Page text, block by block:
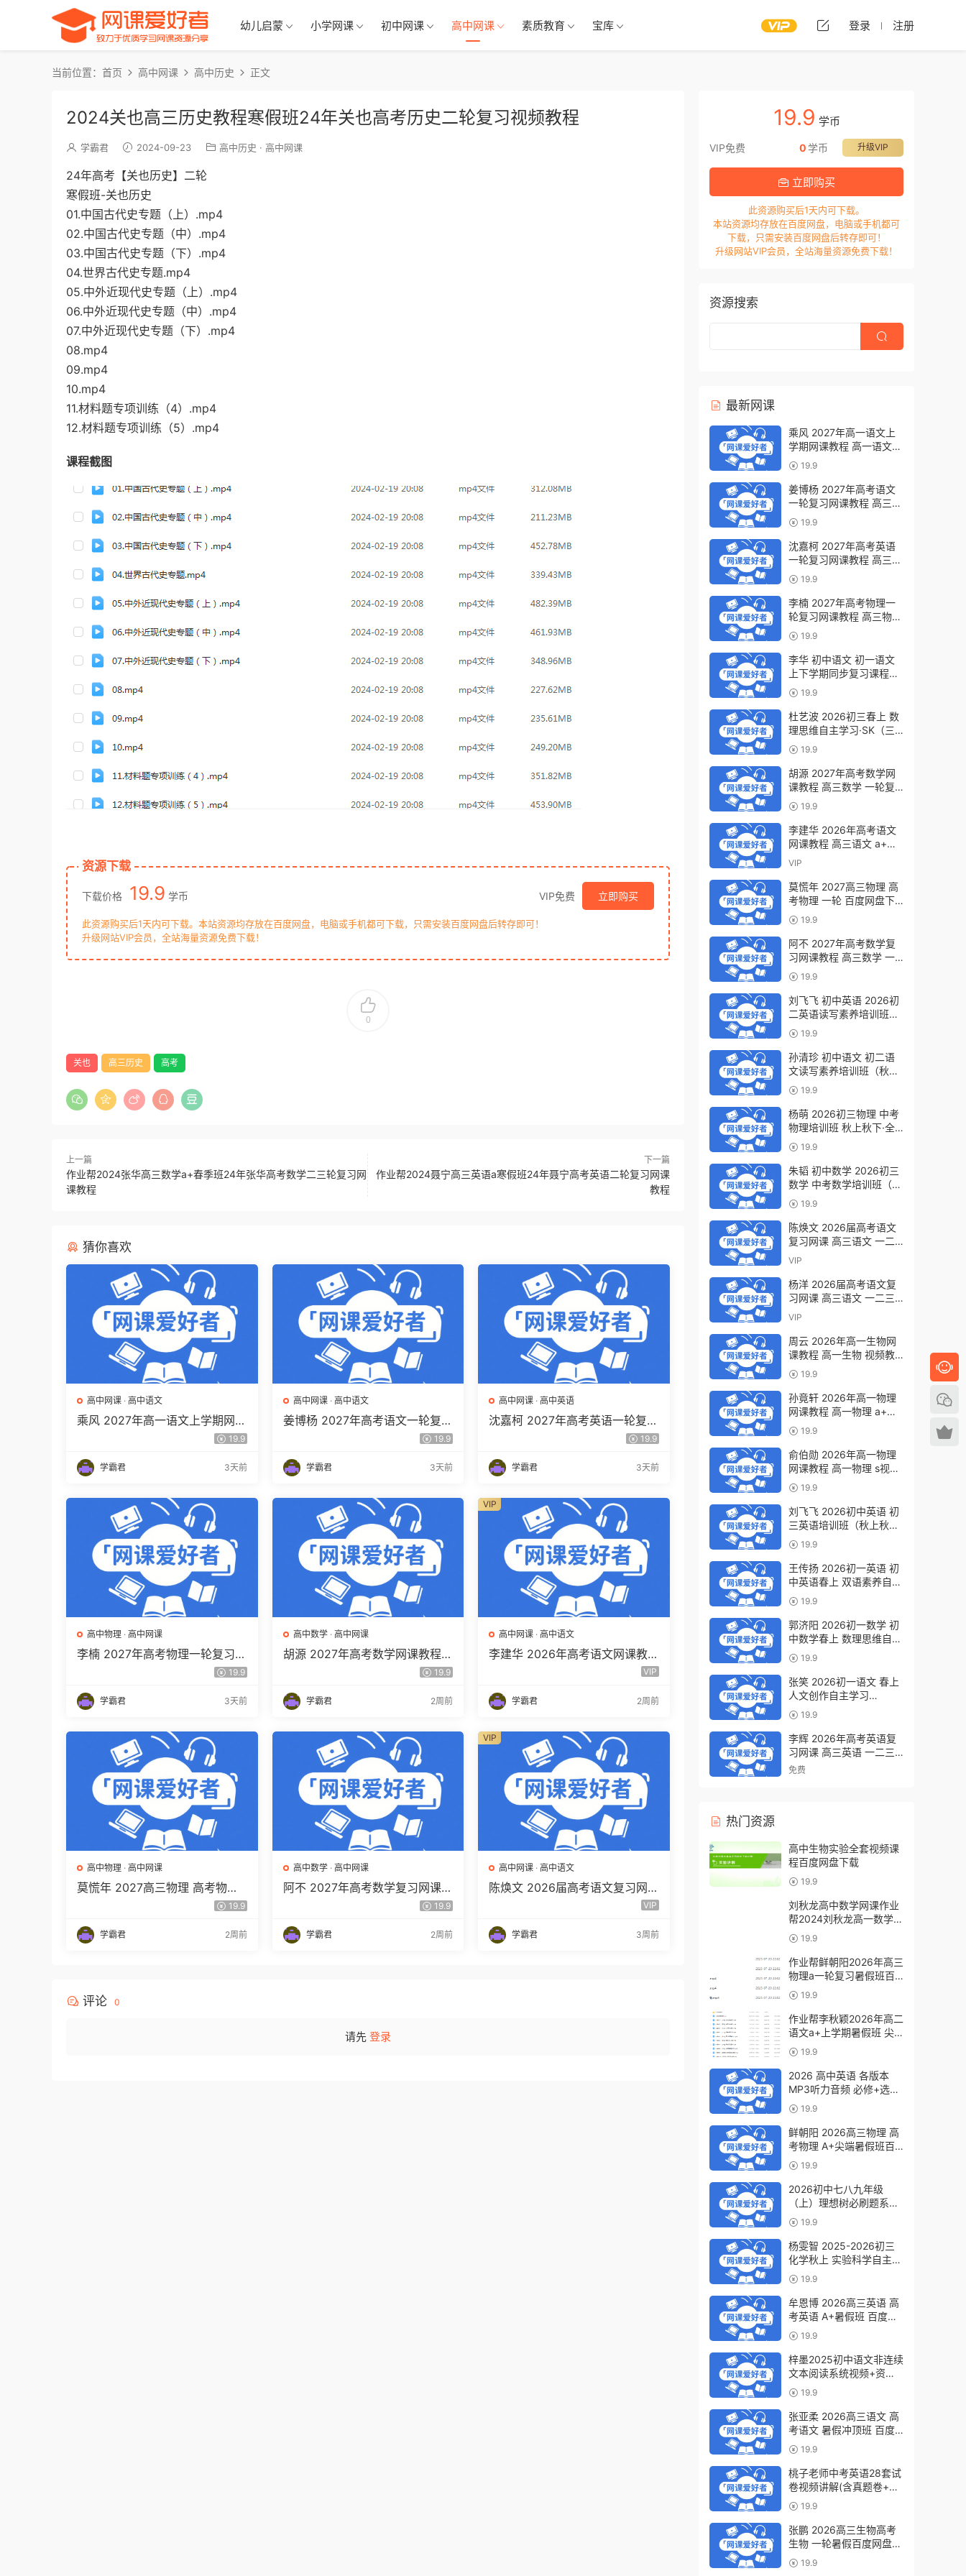
幼儿启蒙 小学网课 初中网课 高中网课 素质教育 宝库 登录 注册
当前位置： 首页 高中网课 高中历史 正文
2024关也高三历史教程寒假班24年关也高考历史二轮复习视频教程
学霸君 2024-09-23 高中历史 · 高中网课
24年高考【关也历史】二轮
寒假班-关也历史
01.中国古代史专题（上）.mp4
02.中国古代史专题（中）.mp4
03.中国古代史专题（下）.mp4
04.世界古代史专题.mp4
05.中外近现代史专题（上）.mp4
06.中外近现代史专题（中）.mp4
07.中外近现代史专题（下）.mp4
08.mp4
09.mp4
10.mp4
11.材料题专项训练（4）.mp4
12.材料题专项训练（5）.mp4
课程截图
资源下载
下载价格 19.9 学币 VIP免费 立即购买
此资源购买后1天内可下载。本站资源均存放在百度网盘，电脑或手机都可下载，只需安装百度网盘后转存即可！
升级网站VIP会员，全站海量资源免费下载！
0
关也 高三历史 高考
上一篇
作业帮2024张华高三数学a+春季班24年张华高考数学二三轮复习网
课教程
下一篇
作业帮2024聂宁高三英语a寒假班24年聂宁高考英语二轮复习网课
教程
猜你喜欢
高中网课 · 高中语文
乘风 2027年高一语文上学期网课
教程 高一语文 暑假班视频教程19.9
学霸君 3天前
高中网课· 高中语文
姜博杨 2027年高考语文一轮复习
网课教程 高三语文 上学期暑假班
19.9
学霸君 3天前
高中网课 ·高中英语
沈嘉柯 2027年高考英语一轮复习
网课教程 高三英语 上学期暑假班
19.9
学霸君 3天前
高中物理 · 高中网课
李楠 2027年高考物理一轮复习网
课教程 高三物理 上学期暑假班视
19.9
学霸君 3天前
高中数学· 高中网课
胡源 2027年高考数学网课教程
高三数学 一轮复习暑假班视频教
19.9
学霸君 2周前
高中网课 ·高中语文
李建华 2026年高考语文网课教
程 高三语文 a+二三轮复习视频VIP
学霸君 2周前
VIP
高中物理 · 高中网课
莫慌年 2027高三物理 高考物理
19.9
学霸君 2周前
高中数学· 高中网课
阿不 2027年高考数学复习网课教
程 高三数学 一轮复习视频教程19.9
学霸君 2周前
高中网课 ·高中语文
陈焕文 2026届高考语文复习网
课 高三语文 一二三轮视频课程全
VIP
学霸君 3周前
VIP
评论 0
请先 登录
19.9 学币
VIP免费 升级VIP
0 学币
立即购买
此资源购买后1天内可下载。
本站资源均存放在百度网盘，电脑或手机都可
下载，只需安装百度网盘后转存即可！
升级网站VIP会员，全站海量资源免费下载！
资源搜索
最新网课
乘风 2027年高一语文上
学期网课教程 高一语文
暑假班视频教程 百度网盘
下载
19.9
姜博杨 2027年高考语文
一轮复习网课教程 高三语
文 上学期暑假班视频教程
百度网盘下载
19.9
沈嘉柯 2027年高考英语
一轮复习网课教程 高三英
语 上学期暑假班视频教程
百度网盘下载
19.9
李楠 2027年高考物理一
轮复习网课教程 高三物理
上学期暑假班视频教程 百
度网盘下载
19.9
李华 初中语文 初一语文
上下学期同步复习课程
（34讲带讲义、练习）百
度网盘下载
19.9
杜艺波 2026初三春上 数
理思维自主学习·SK（三
期）百度网盘下载
19.9
胡源 2027年高考数学网
课教程 高三数学 一轮复
习暑假班视频教程 百度网
盘下载
19.9
李建华 2026年高考语文
网课教程 高三语文 a+二
三轮复习视频教程 百度网
VIP
莫慌年 2027高三物理 高
考物理 一轮 百度网盘下
载 19.9
阿不 2027年高考数学复
习网课教程 高三数学 一
轮复习视频教程 百度网盘
下载
19.9
刘飞飞 初中英语 2026初
二英语读写素养培训班
（秋上秋下·全国版·S）百
度网盘下载
19.9
孙清珍 初中语文 初二语
文读写素养培训班（秋上
秋下·全国版·A+）百度网
盘下载
19.9
杨萌 2026初三物理 中考
物理培训班 秋上秋下·全
国版·S 百度网盘下载
19.9
朱韬 初中数学 2026初三
数学 中考数学培训班（秋
上秋下·全国版·S）百度网
盘下载
19.9
陈焕文 2026届高考语文
复习网课 高三语文 一二
三轮视频课程全年班 百度
VIP
杨洋 2026届高考语文复
习网课 高三语文 一二三
轮视频教程全年班 百度网
VIP
周云 2026年高一生物网
课教程 高一生物 视频教
程下学期寒春班 百度网盘
下载
19.9
孙竟轩 2026年高一物理
网课教程 高一物理 a+视
频教程下学期寒春班 百度
网盘下载
19.9
俞伯勋 2026年高一物理
网课教程 高一物理 s视频
教程下学期寒春班 百度网
盘下载
19.9
刘飞飞 2026初中英语 初
三英语培训班（秋上秋下·
全国版·A+）百度网盘下
载
19.9
王传扬 2026初一英语 初
中英语春上 双语素养自主
学习·TY·A+（三期）百度
网盘下载
19.9
郭济阳 2026初一数学 初
中数学春上 数理思维自主
学习·BS（一期）百度网
盘下载
19.9
张笑 2026初一语文 春上
人文创作自主学习
·TY·S（一期）百度网盘下
载
19.9
李辉 2026年高考英语复
习网课 高三英语 一二三
轮视频课程全年班 百度网
免费
热门资源
高中生物实验全套视频课
程百度网盘下载
19.9
刘秋龙高中数学网课作业
帮2024刘秋龙高一数学
a+教程（暑假班+秋季
班）
19.9
作业帮鲜朝阳2026年高三
物理a一轮复习暑假班百
度网盘下载
19.9
作业帮李秋颖2026年高二
语文a+上学期暑假班 尖
端班百度网盘下载
19.9
2026 高中英语 各版本
MP3听力音频 必修+选修
6.07GB百度网盘下载
19.9
鲜朝阳 2026高三物理 高
考物理 A+尖端暑假班百
度网盘下载
19.9
2026初中七八九年级
（上）理想树必刷题系列
百度网盘下载
19.9
杨雯智 2025-2026初三
化学秋上 实验科学自主学
习·TY·S（3期）百度网盘
下载
19.9
牟恩博 2026高三英语 高
考英语 A+暑假班 百度网
盘下载
19.9
梓墨2025初中语文非连续
文本阅读系统视频+资料
(第六季)百度网盘下载
19.9
张亚柔 2026高三语文 高
考语文 暑假冲顶班 百度
网盘下载
19.9
桃子老师中考英语28套试
卷视频讲解(含真题卷+模
拟卷)百度网盘下载
19.9
张鹏 2026高三生物高考
生物 一轮暑假百度网盘下
载 19.9